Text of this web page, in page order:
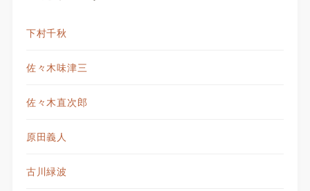
下村千秋
佐々木味津三
佐々木直次郎
原田義人
古川緑波